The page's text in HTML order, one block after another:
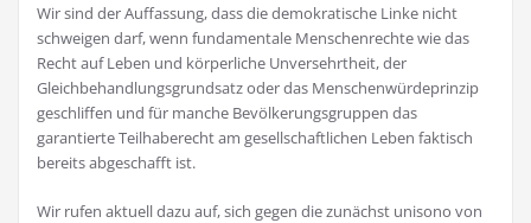
Wir sind der Auffassung, dass die demokratische Linke nicht
schweigen darf, wenn fundamentale Menschenrechte wie das
Recht auf Leben und körperliche Unversehrtheit, der
Gleichbehandlungsgrundsatz oder das Menschenwürdeprinzip
geschliffen und für manche Bevölkerungsgruppen das
garantierte Teilhaberecht am gesellschaftlichen Leben faktisch
bereits abgeschafft ist.
Wir rufen aktuell dazu auf, sich gegen die zunächst unisono von